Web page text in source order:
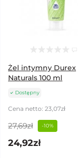
Żel intymny Durex
Naturals 100 ml
Dostępny
Cena netto: 23,07zł
27,69zł -10%
24,92zł